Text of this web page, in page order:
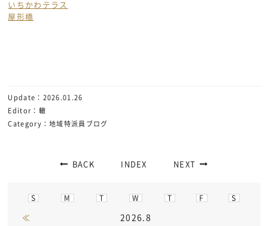
いちかわテラス
屋形橋
Update：2026.01.26
Editor：轍
Category：地域特派員ブログ
BACK INDEX NEXT
S M T W T F S
≪ 2026.8